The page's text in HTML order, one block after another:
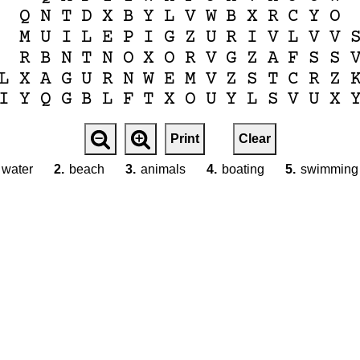
Q N T D X B Y L V W B X R C Y O
M U I L E P I G Z U R I V L V V S
R B N T N O X O R V G Z A F S S
X A G U R N W E M V Z S T C R Z
Y Q G B L F T X O U Y L S V U X Y
Print Clear
water 2. beach 3. animals 4. boating 5. swimming